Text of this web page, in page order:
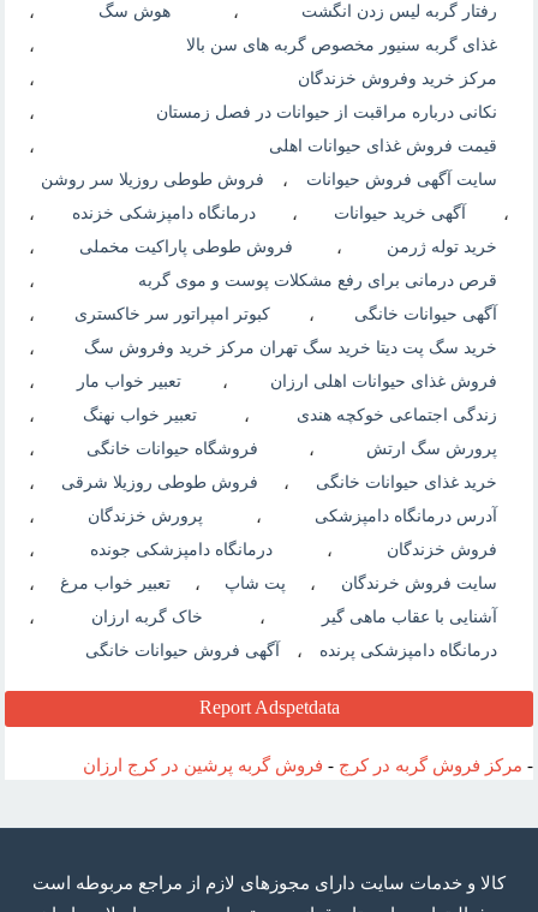
رفتار گربه لیس زدن انگشت ، هوش سگ ،
غذای گربه سنیور مخصوص گربه های سن بالا ،
مرکز خرید وفروش خزندگان ،
نکانی درباره مراقبت از حیوانات در فصل زمستان ،
قیمت فروش غذای حیوانات اهلی ،
سایت آگهی فروش حیوانات ، فروش طوطی روزیلا سر روشن
، آگهی خرید حیوانات ، درمانگاه دامپزشکی خزنده ،
خرید توله ژرمن ، فروش طوطی پاراکیت مخملی ،
قرص درمانی برای رفع مشکلات پوست و موی گربه ،
آگهی حیوانات خانگی ، کبوتر امپراتور سر خاکستری ،
خرید سگ پت دیتا خرید سگ تهران مرکز خرید وفروش سگ ،
فروش غذای حیوانات اهلی ارزان ، تعبیر خواب مار ،
زندگی اجتماعی خوکچه هندی ، تعبیر خواب نهنگ ،
پرورش سگ ارتش ، فروشگاه حیوانات خانگی ،
خرید غذای حیوانات خانگی ، فروش طوطی روزیلا شرقی ،
آدرس درمانگاه دامپزشکی ، پرورش خزندگان ،
فروش خزندگان ، درمانگاه دامپزشکی جونده ،
سایت فروش خرندگان ، پت شاپ ، تعبیر خواب مرغ ،
آشنایی با عقاب ماهی گیر ، خاک گربه ارزان ،
درمانگاه دامپزشکی پرنده ، آگهی فروش حیوانات خانگی
Report Adspetdata
- مرکز فروش گربه در کرج - فروش گربه پرشین در کرج ارزان
كالا و خدمات سایت دارای مجوزهای لازم از مراجع مربوطه است